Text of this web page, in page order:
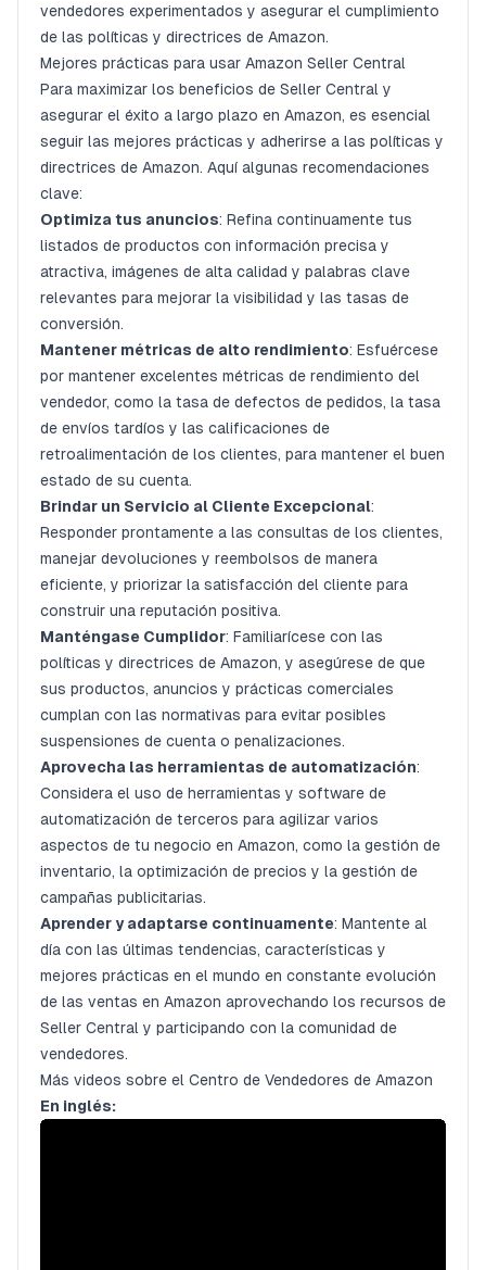
vendedores experimentados y asegurar el cumplimiento
de las políticas y directrices de Amazon.
Mejores prácticas para usar Amazon Seller Central
Para maximizar los beneficios de Seller Central y
asegurar el éxito a largo plazo en Amazon, es esencial
seguir las mejores prácticas y adherirse a las políticas y
directrices de Amazon. Aquí algunas recomendaciones
clave:
Optimiza tus anuncios: Refina continuamente tus
listados de productos con información precisa y
atractiva, imágenes de alta calidad y palabras clave
relevantes para mejorar la visibilidad y las tasas de
conversión.
Mantener métricas de alto rendimiento: Esfuércese
por mantener excelentes métricas de rendimiento del
vendedor, como la tasa de defectos de pedidos, la tasa
de envíos tardíos y las calificaciones de
retroalimentación de los clientes, para mantener el buen
estado de su cuenta.
Brindar un Servicio al Cliente Excepcional:
Responder prontamente a las consultas de los clientes,
manejar devoluciones y reembolsos de manera
eficiente, y priorizar la satisfacción del cliente para
construir una reputación positiva.
Manténgase Cumplidor: Familiarícese con las
políticas y directrices de Amazon, y asegúrese de que
sus productos, anuncios y prácticas comerciales
cumplan con las normativas para evitar posibles
suspensiones de cuenta o penalizaciones.
Aprovecha las herramientas de automatización:
Considera el uso de herramientas y software de
automatización de terceros para agilizar varios
aspectos de tu negocio en Amazon, como la gestión de
inventario, la optimización de precios y la gestión de
campañas publicitarias.
Aprender y adaptarse continuamente: Mantente al
día con las últimas tendencias, características y
mejores prácticas en el mundo en constante evolución
de las ventas en Amazon aprovechando los recursos de
Seller Central y participando con la comunidad de
vendedores.
Más videos sobre el Centro de Vendedores de Amazon
En inglés: